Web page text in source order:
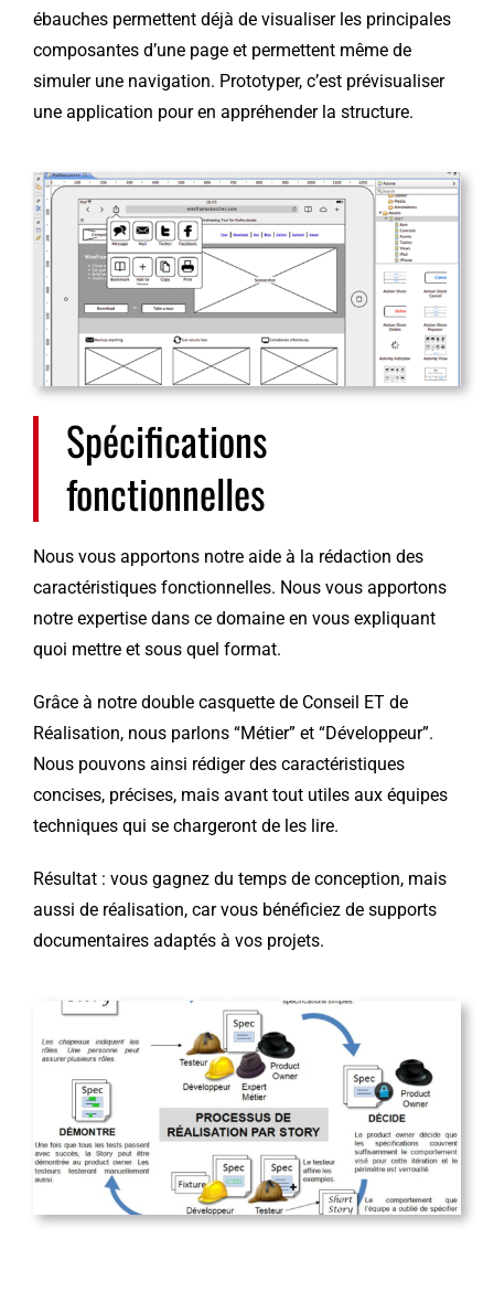
ébauches permettent déjà de visualiser les principales
composantes d’une page et permettent même de
simuler une navigation. Prototyper, c’est prévisualiser
une application pour en appréhender la structure.
Spécifications
fonctionnelles
Nous vous apportons notre aide à la rédaction des
caractéristiques fonctionnelles. Nous vous apportons
notre expertise dans ce domaine en vous expliquant
quoi mettre et sous quel format.
Grâce à notre double casquette de Conseil ET de
Réalisation, nous parlons “Métier” et “Développeur”.
Nous pouvons ainsi rédiger des caractéristiques
concises, précises, mais avant tout utiles aux équipes
techniques qui se chargeront de les lire.
Résultat : vous gagnez du temps de conception, mais
aussi de réalisation, car vous bénéficiez de supports
documentaires adaptés à vos projets.